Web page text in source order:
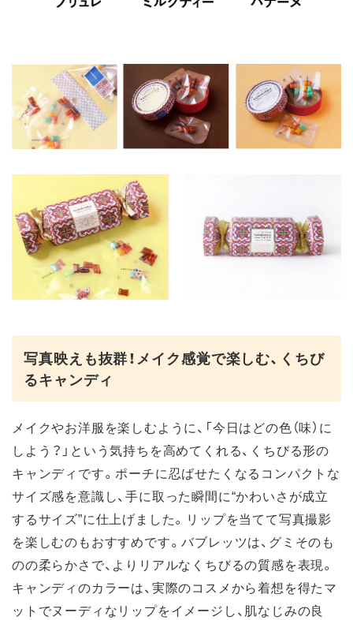
写真映えも抜群！メイク感覚で楽しむ、くちび
るキャンディ
メイクやお洋服を楽しむように、「今日はどの色（味）に
しよう？」という気持ちを高めてくれる、くちびる形の
キャンディです。ポーチに忍ばせたくなるコンパクトな
サイズ感を意識し、手に取った瞬間に“かわいさが成立
するサイズ”に仕上げました。リップを当てて写真撮影
を楽しむのもおすすめです。バブレッツは、グミそのも
のの柔らかさで、よりリアルなくちびるの質感を表現。
キャンディのカラーは、実際のコスメから着想を得たマ
ットでヌーディなリップをイメージし、肌なじみの良